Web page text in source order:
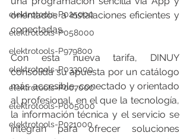
elektrotools-P025000
elektrotools-P058000
elektrotools-P979800
elektrotools-P033000
elektrotools-P007000
elektrotools-P005000
elektrotools-P021000
orientados a instalaciones eficientes y
conectadas.
Con esta nueva tarifa, DINUY
consolida su apuesta por un catálogo
más accesible, conectado y orientado
al profesional, en el que la tecnología,
la información técnica y el servicio se
integran para ofrecer soluciones